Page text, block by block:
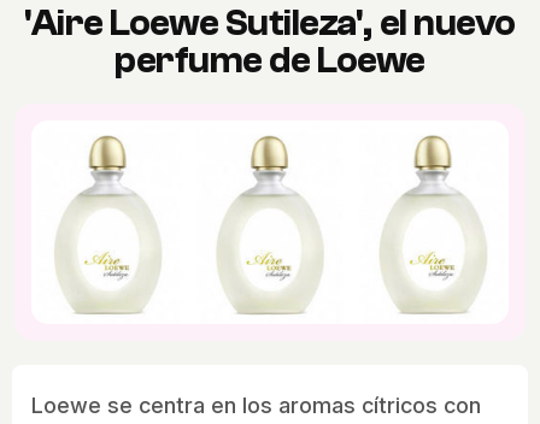
'Aire Loewe Sutileza', el nuevo
perfume de Loewe
Loewe se centra en los aromas cítricos con